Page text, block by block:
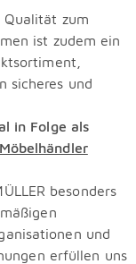
Qualität zum
ist zudem ein
sicheres und
in Folge als
besonders
und
erfüllen uns